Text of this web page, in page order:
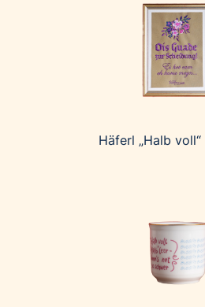
öbv – Österreichischer Bundesverlag
Häferl „Halb